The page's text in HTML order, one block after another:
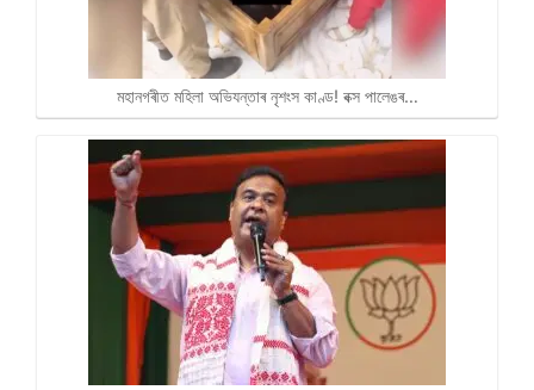
মহানগৰীত মহিলা অভিযন্তাৰ নৃশংস কাণ্ড! বক্স পালেঙৰ…